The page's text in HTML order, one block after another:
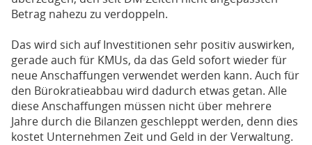
Betrag nahezu zu verdoppeln.
Das wird sich auf Investitionen sehr positiv auswirken,
gerade auch für KMUs, da das Geld sofort wieder für
neue Anschaffungen verwendet werden kann. Auch für
den Bürokratieabbau wird dadurch etwas getan. Alle
diese Anschaffungen müssen nicht über mehrere
Jahre durch die Bilanzen geschleppt werden, denn dies
kostet Unternehmen Zeit und Geld in der Verwaltung.